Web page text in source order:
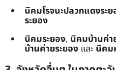
นิคมโรจนะปลวกแดงระย
ระยอง
นิคมระยอง, นิคมบ้านค่า
บ้านค่ายระยอง และ นิคม